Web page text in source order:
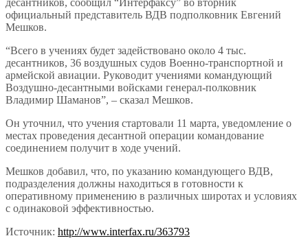
десантников, сообщил “Интерфаксу” во вторник
официальный представитель ВДВ подполковник Евгений
Мешков.
“Всего в учениях будет задействовано около 4 тыс.
десантников, 36 воздушных судов Военно-транспортной и
армейской авиации. Руководит учениями командующий
Воздушно-десантными войсками генерал-полковник
Владимир Шаманов”, – сказал Мешков.
Он уточнил, что учения стартовали 11 марта, уведомление о
местах проведения десантной операции командование
соединением получит в ходе учений.
Мешков добавил, что, по указанию командующего ВДВ,
подразделения должны находиться в готовности к
оперативному применению в различных широтах и условиях
с одинаковой эффективностью.
Источник: http://www.interfax.ru/363793